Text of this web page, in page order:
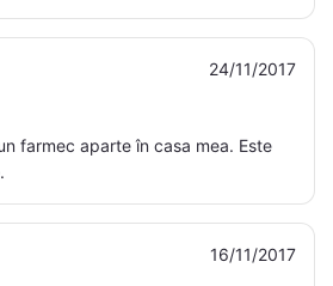
24/11/2017
farmec aparte în casa mea. Este
16/11/2017